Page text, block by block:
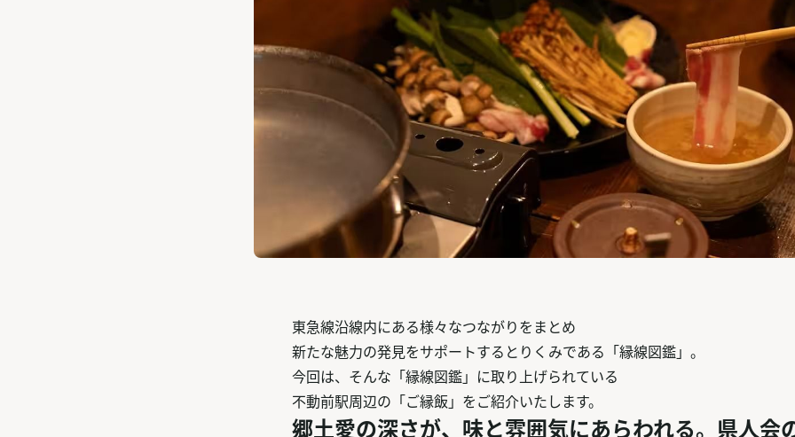
東急線沿線内にある様々なつながりをまとめ
新たな魅力の発見をサポートするとりくみである「縁線図鑑」。
今回は、そんな「縁線図鑑」に取り上げられている
不動前駅周辺の「ご縁飯」をご紹介いたします。
郷土愛の深さが、味と雰囲気にあらわれる。県人会